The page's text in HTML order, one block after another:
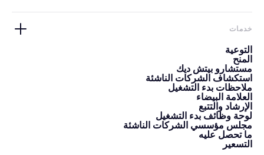
خدمات
التوعية
المنح
مستشارو بيتش ديك
استكشاف الشركات الناشئة
ملاحظات بدء التشغيل
العلامة البيضاء
الإرشاد والتتبع
لوحة وظائف بدء التشغيل
مجلس مؤسسي الشركات الناشئة
ما تحصل عليه
التسعير